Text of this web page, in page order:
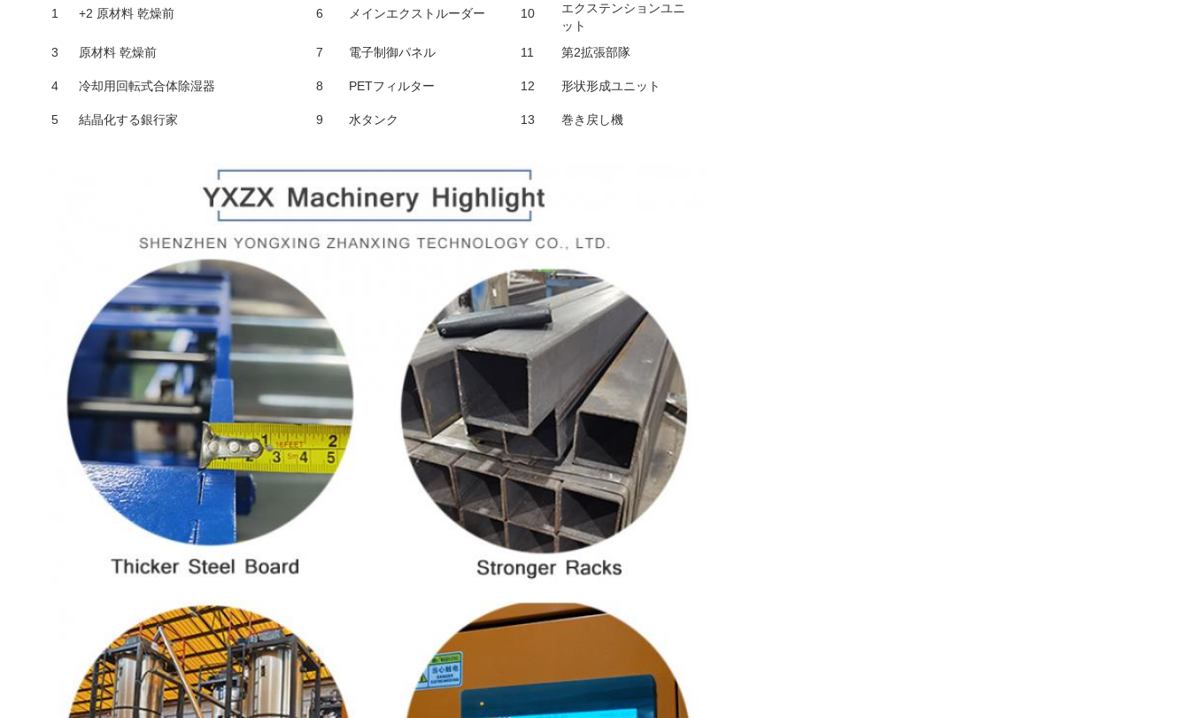
1 +2 原材料 乾燥前 6 メインエクストルーダー 10
エクステンションユニ
ット
3
原材料 乾燥前 7 電子制御パネル 11 第2拡張部隊
4 冷却用回転式合体除湿器 8 PETフィルター 12 形状形成ユニット
5 結晶化する銀行家 9 水タンク 13 巻き戻し機